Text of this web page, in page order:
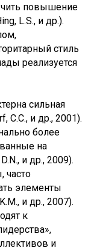
повышение
L.S., и др.).
стиль
реализуется
сильная
C.C., и др., 2001).
более
на
и др., 2009).
часто
элементы
и др., 2007).
к
и